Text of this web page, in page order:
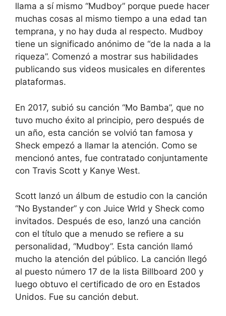
llama a sí mismo “Mudboy” porque puede hacer
muchas cosas al mismo tiempo a una edad tan
temprana, y no hay duda al respecto. Mudboy
tiene un significado anónimo de “de la nada a la
riqueza”. Comenzó a mostrar sus habilidades
publicando sus videos musicales en diferentes
plataformas.
En 2017, subió su canción “Mo Bamba”, que no
tuvo mucho éxito al principio, pero después de
un año, esta canción se volvió tan famosa y
Sheck empezó a llamar la atención. Como se
mencionó antes, fue contratado conjuntamente
con Travis Scott y Kanye West.
Scott lanzó un álbum de estudio con la canción
“No Bystander” y con Juice Wrld y Sheck como
invitados. Después de eso, lanzó una canción
con el título que a menudo se refiere a su
personalidad, “Mudboy”. Esta canción llamó
mucho la atención del público. La canción llegó
al puesto número 17 de la lista Billboard 200 y
luego obtuvo el certificado de oro en Estados
Unidos. Fue su canción debut.